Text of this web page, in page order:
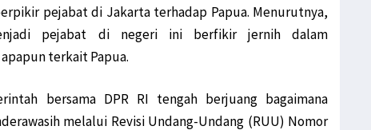
pejabat di Jakarta terhadap Papua. Menurutnya,
pejabat di negeri ini berfikir jernih dalam
terkait Papua.
bersama DPR RI tengah berjuang bagaimana
melalui Revisi Undang-Undang (RUU) Nomor